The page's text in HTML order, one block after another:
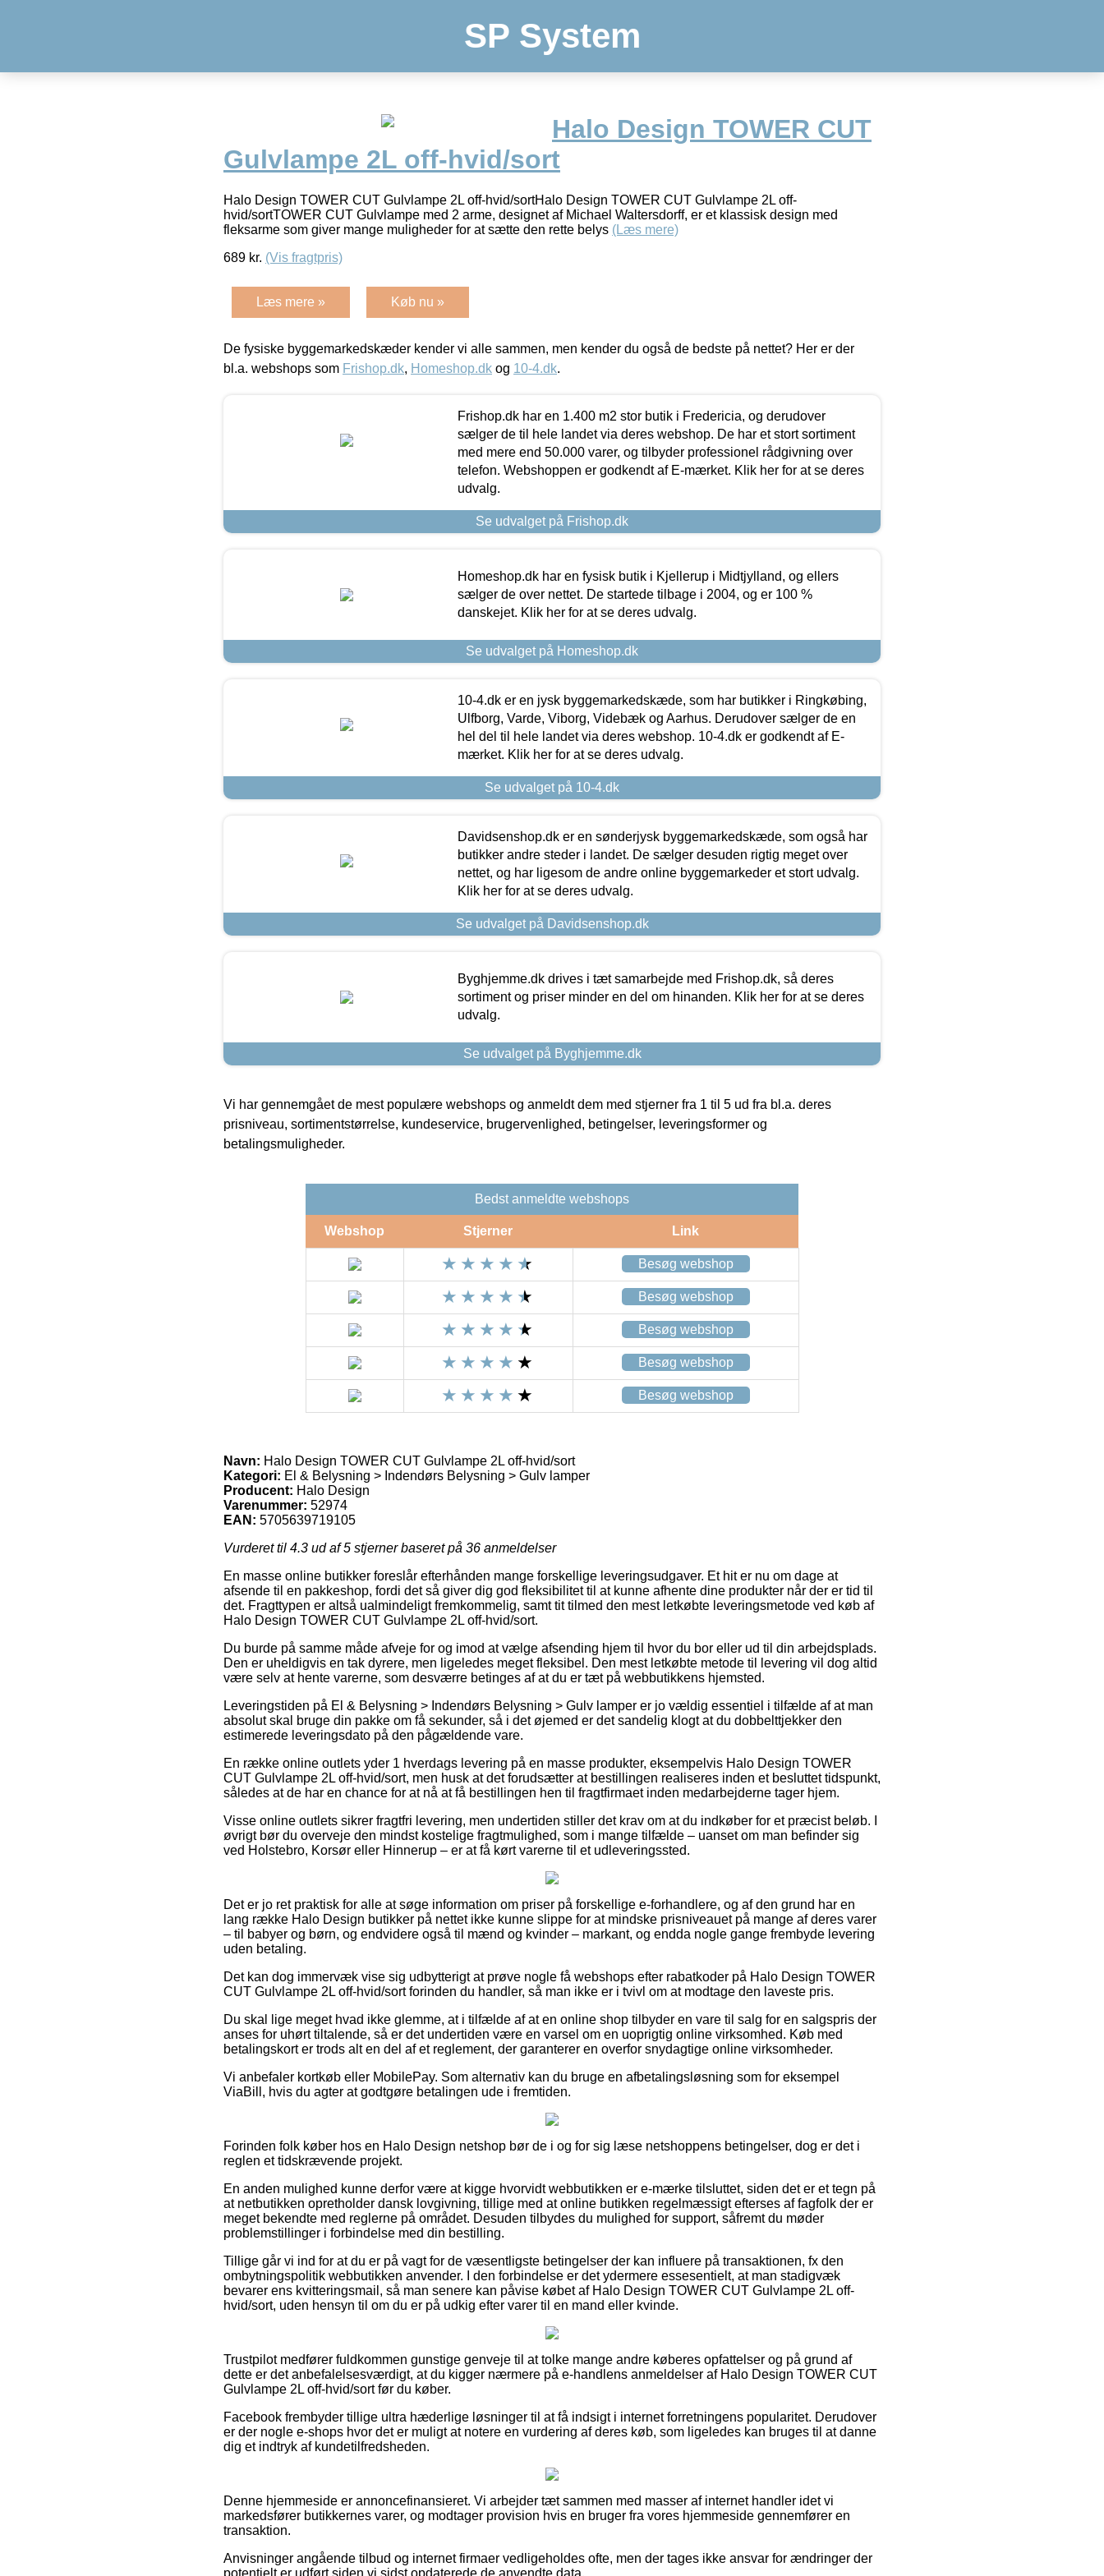
SP System
Halo Design TOWER CUT
Gulvlampe 2L off-hvid/sort
Halo Design TOWER CUT Gulvlampe 2L off-hvid/sortHalo Design TOWER CUT Gulvlampe 2L off-
hvid/sortTOWER CUT Gulvlampe med 2 arme, designet af Michael Waltersdorff, er et klassisk design med
fleksarme som giver mange muligheder for at sætte den rette belys (Læs mere)
689 kr. (Vis fragtpris)
Læs mere » Køb nu »
De fysiske byggemarkedskæder kender vi alle sammen, men kender du også de bedste på nettet? Her er der
bl.a. webshops som Frishop.dk, Homeshop.dk og 10-4.dk.
Frishop.dk har en 1.400 m2 stor butik i Fredericia, og derudover
sælger de til hele landet via deres webshop. De har et stort sortiment
med mere end 50.000 varer, og tilbyder professionel rådgivning over
telefon. Webshoppen er godkendt af E-mærket. Klik her for at se deres
udvalg.
Se udvalget på Frishop.dk
Homeshop.dk har en fysisk butik i Kjellerup i Midtjylland, og ellers
sælger de over nettet. De startede tilbage i 2004, og er 100 %
danskejet. Klik her for at se deres udvalg.
Se udvalget på Homeshop.dk
10-4.dk er en jysk byggemarkedskæde, som har butikker i Ringkøbing,
Ulfborg, Varde, Viborg, Videbæk og Aarhus. Derudover sælger de en
hel del til hele landet via deres webshop. 10-4.dk er godkendt af E-
mærket. Klik her for at se deres udvalg.
Se udvalget på 10-4.dk
Davidsenshop.dk er en sønderjysk byggemarkedskæde, som også har
butikker andre steder i landet. De sælger desuden rigtig meget over
nettet, og har ligesom de andre online byggemarkeder et stort udvalg.
Klik her for at se deres udvalg.
Se udvalget på Davidsenshop.dk
Byghjemme.dk drives i tæt samarbejde med Frishop.dk, så deres
sortiment og priser minder en del om hinanden. Klik her for at se deres
udvalg.
Se udvalget på Byghjemme.dk
Vi har gennemgået de mest populære webshops og anmeldt dem med stjerner fra 1 til 5 ud fra bl.a. deres
prisniveau, sortimentstørrelse, kundeservice, brugervenlighed, betingelser, leveringsformer og
betalingsmuligheder.
Bedst anmeldte webshops
Webshop Stjerner Link
Besøg webshop
Besøg webshop
Besøg webshop
Besøg webshop
Besøg webshop
Navn: Halo Design TOWER CUT Gulvlampe 2L off-hvid/sort
Kategori: El & Belysning > Indendørs Belysning > Gulv lamper
Producent: Halo Design
Varenummer: 52974
EAN: 5705639719105
Vurderet til 4.3 ud af 5 stjerner baseret på 36 anmeldelser
En masse online butikker foreslår efterhånden mange forskellige leveringsudgaver. Et hit er nu om dage at
afsende til en pakkeshop, fordi det så giver dig god fleksibilitet til at kunne afhente dine produkter når der er tid til
det. Fragttypen er altså ualmindeligt fremkommelig, samt tit tilmed den mest letkøbte leveringsmetode ved køb af
Halo Design TOWER CUT Gulvlampe 2L off-hvid/sort.
Du burde på samme måde afveje for og imod at vælge afsending hjem til hvor du bor eller ud til din arbejdsplads.
Den er uheldigvis en tak dyrere, men ligeledes meget fleksibel. Den mest letkøbte metode til levering vil dog altid
være selv at hente varerne, som desværre betinges af at du er tæt på webbutikkens hjemsted.
Leveringstiden på El & Belysning > Indendørs Belysning > Gulv lamper er jo vældig essentiel i tilfælde af at man
absolut skal bruge din pakke om få sekunder, så i det øjemed er det sandelig klogt at du dobbelttjekker den
estimerede leveringsdato på den pågældende vare.
En række online outlets yder 1 hverdags levering på en masse produkter, eksempelvis Halo Design TOWER
CUT Gulvlampe 2L off-hvid/sort, men husk at det forudsætter at bestillingen realiseres inden et besluttet tidspunkt,
således at de har en chance for at nå at få bestillingen hen til fragtfirmaet inden medarbejderne tager hjem.
Visse online outlets sikrer fragtfri levering, men undertiden stiller det krav om at du indkøber for et præcist beløb. I
øvrigt bør du overveje den mindst kostelige fragtmulighed, som i mange tilfælde – uanset om man befinder sig
ved Holstebro, Korsør eller Hinnerup – er at få kørt varerne til et udleveringssted.
Det er jo ret praktisk for alle at søge information om priser på forskellige e-forhandlere, og af den grund har en
lang række Halo Design butikker på nettet ikke kunne slippe for at mindske prisniveauet på mange af deres varer
– til babyer og børn, og endvidere også til mænd og kvinder – markant, og endda nogle gange frembyde levering
uden betaling.
Det kan dog immervæk vise sig udbytterigt at prøve nogle få webshops efter rabatkoder på Halo Design TOWER
CUT Gulvlampe 2L off-hvid/sort forinden du handler, så man ikke er i tvivl om at modtage den laveste pris.
Du skal lige meget hvad ikke glemme, at i tilfælde af at en online shop tilbyder en vare til salg for en salgspris der
anses for uhørt tiltalende, så er det undertiden være en varsel om en uoprigtig online virksomhed. Køb med
betalingskort er trods alt en del af et reglement, der garanterer en overfor snydagtige online virksomheder.
Vi anbefaler kortkøb eller MobilePay. Som alternativ kan du bruge en afbetalingsløsning som for eksempel
ViaBill, hvis du agter at godtgøre betalingen ude i fremtiden.
Forinden folk køber hos en Halo Design netshop bør de i og for sig læse netshoppens betingelser, dog er det i
reglen et tidskrævende projekt.
En anden mulighed kunne derfor være at kigge hvorvidt webbutikken er e-mærke tilsluttet, siden det er et tegn på
at netbutikken opretholder dansk lovgivning, tillige med at online butikken regelmæssigt efterses af fagfolk der er
meget bekendte med reglerne på området. Desuden tilbydes du mulighed for support, såfremt du møder
problemstillinger i forbindelse med din bestilling.
Tillige går vi ind for at du er på vagt for de væsentligste betingelser der kan influere på transaktionen, fx den
ombytningspolitik webbutikken anvender. I den forbindelse er det ydermere essesentielt, at man stadigvæk
bevarer ens kvitteringsmail, så man senere kan påvise købet af Halo Design TOWER CUT Gulvlampe 2L off-
hvid/sort, uden hensyn til om du er på udkig efter varer til en mand eller kvinde.
Trustpilot medfører fuldkommen gunstige genveje til at tolke mange andre køberes opfattelser og på grund af
dette er det anbefalelsesværdigt, at du kigger nærmere på e-handlens anmeldelser af Halo Design TOWER CUT
Gulvlampe 2L off-hvid/sort før du køber.
Facebook frembyder tillige ultra hæderlige løsninger til at få indsigt i internet forretningens popularitet. Derudover
er der nogle e-shops hvor det er muligt at notere en vurdering af deres køb, som ligeledes kan bruges til at danne
dig et indtryk af kundetilfredsheden.
Denne hjemmeside er annoncefinansieret. Vi arbejder tæt sammen med masser af internet handler idet vi
markedsfører butikkernes varer, og modtager provision hvis en bruger fra vores hjemmeside gennemfører en
transaktion.
Anvisninger angående tilbud og internet firmaer vedligeholdes ofte, men der tages ikke ansvar for ændringer der
potentielt er udført siden vi sidst opdaterede de anvendte data.